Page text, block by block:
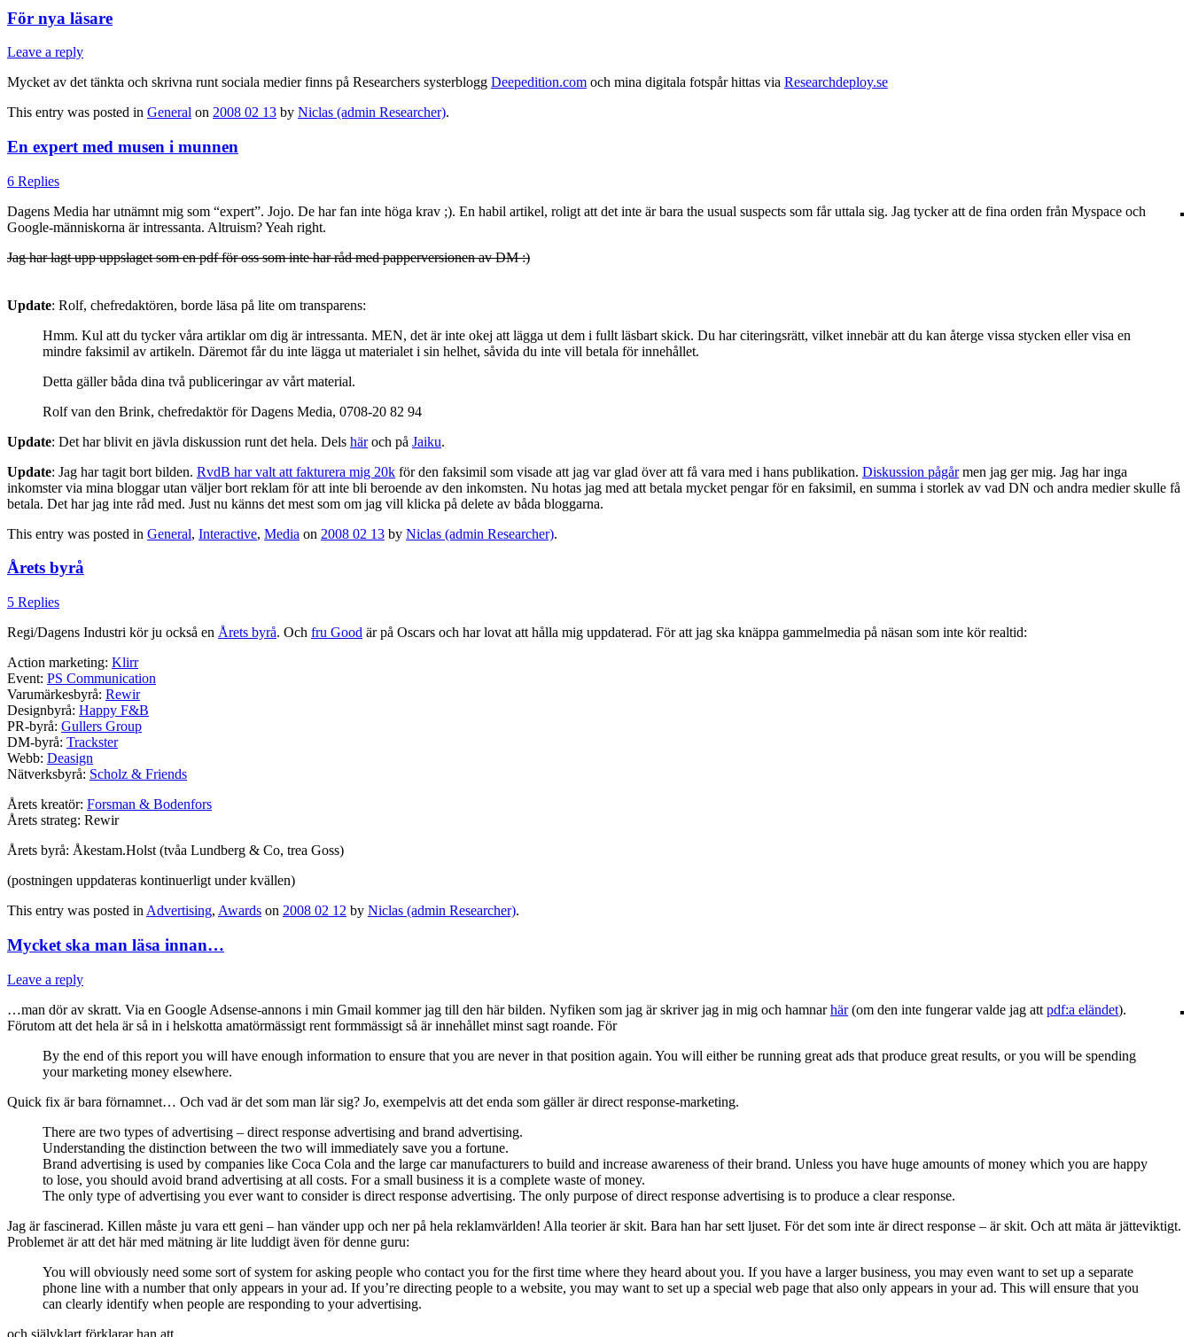
För nya läsare
Leave a reply
Mycket av det tänkta och skrivna runt sociala medier finns på Researchers systerblogg Deepedition.com och mina digitala fotspår hittas via Researchdeploy.se
This entry was posted in General on 2008 02 13 by Niclas (admin Researcher).
En expert med musen i munnen
6 Replies
Dagens Media har utnämnt mig som “expert”. Jojo. De har fan inte höga krav ;). En habil artikel, roligt att det inte är bara the usual suspects som får uttala sig. Jag tycker att de fina orden från Myspace och
Google-människorna är intressanta. Altruism? Yeah right.
Jag har lagt upp uppslaget som en pdf för oss som inte har råd med papperversionen av DM :)
Update: Rolf, chefredaktören, borde läsa på lite om transparens:
Hmm. Kul att du tycker våra artiklar om dig är intressanta. MEN, det är inte okej att lägga ut dem i fullt läsbart skick. Du har citeringsrätt, vilket innebär att du kan återge vissa stycken eller visa en
mindre faksimil av artikeln. Däremot får du inte lägga ut materialet i sin helhet, såvida du inte vill betala för innehållet.
Detta gäller båda dina två publiceringar av vårt material.
Rolf van den Brink, chefredaktör för Dagens Media, 0708-20 82 94
Update: Det har blivit en jävla diskussion runt det hela. Dels häroch på Jaiku.
Update: Jag har tagit bort bilden. RvdB har valt att fakturera mig 20k för den faksimil som visade att jag var glad över att få vara med i hans publikation. Diskussion pågårmen jag ger mig. Jag har inga
inkomster via mina bloggar utan väljer bort reklam för att inte bli beroende av den inkomsten. Nu hotas jag med att betala mycket pengar för en faksimil, en summa i storlek av vad DN och andra medier skulle få
betala. Det har jag inte råd med. Just nu känns det mest som om jag vill klicka på delete av båda bloggarna.
This entry was posted in General, Interactive, Media on 2008 02 13 by Niclas (admin Researcher).
Årets byrå
5 Replies
Regi/Dagens Industri kör ju också en Årets byrå. Och fru Good är på Oscars och har lovat att hålla mig uppdaterad. För att jag ska knäppa gammelmedia på näsan som inte kör realtid:
Action marketing: Klirr
Event: PS Communication
Varumärkesbyrå: Rewir
Designbyrå: Happy F&B
PR-byrå: Gullers Group
DM-byrå: Trackster
Webb: Deasign
Nätverksbyrå: Scholz & Friends
Årets kreatör: Forsman & Bodenfors
Årets strateg: Rewir
Årets byrå: Åkestam.Holst (tvåa Lundberg & Co, trea Goss)
(postningen uppdateras kontinuerligt under kvällen)
This entry was posted in Advertising, Awards on 2008 02 12 by Niclas (admin Researcher).
Mycket ska man läsa innan…
Leave a reply
…man dör av skratt. Via en Google Adsense-annons i min Gmail kommer jag till den här bilden. Nyfiken som jag är skriver jag in mig och hamnarhär(om den inte fungerar valde jag att pdf:a eländet).
Förutom att det hela är så in i helskotta amatörmässigt rent formmässigt så är innehållet minst sagt roande. För
By the end of this report you will have enough information to ensure that you are never in that position again. You will either be running great ads that produce great results, or you will be spending
your marketing money elsewhere.
Quick fix är bara förnamnet… Och vad är det som man lär sig? Jo, exempelvis att det enda som gäller är direct response-marketing.
There are two types of advertising – direct response advertising and brand advertising.
Understanding the distinction between the two will immediately save you a fortune.
Brand advertising is used by companies like Coca Cola and the large car manufacturers to build and increase awareness of their brand. Unless you have huge amounts of money which you are happy
to lose, you should avoid brand advertising at all costs. For a small business it is a complete waste of money.
The only type of advertising you ever want to consider is direct response advertising. The only purpose of direct response advertising is to produce a clear response.
Jag är fascinerad. Killen måste ju vara ett geni – han vänder upp och ner på hela reklamvärlden! Alla teorier är skit. Bara han har sett ljuset. För det som inte är direct response – är skit. Och att mäta är jätteviktigt.
Problemet är att det här med mätning är lite luddigt även för denne guru:
You will obviously need some sort of system for asking people who contact you for the first time where they heard about you. If you have a larger business, you may even want to set up a separate
phone line with a number that only appears in your ad. If you’re directing people to a website, you may want to set up a special web page that also only appears in your ad. This will ensure that you
can clearly identify when people are responding to your advertising.
och självklart förklarar han att